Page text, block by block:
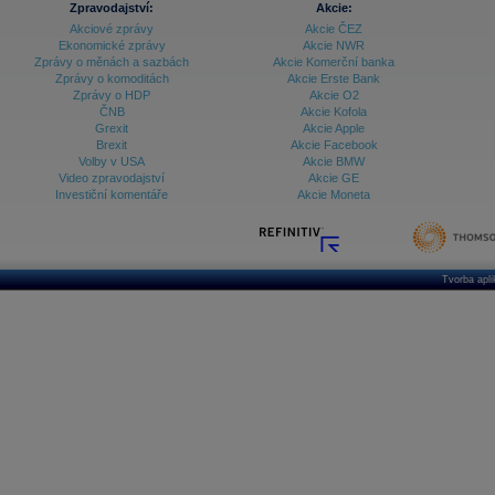
Databanka - Ekonomický růst
Databanka - Indexy
Databanka - Měnové kurzy
Databanka - Trh práce
Databanka - Úrokové sazby
Databanka - Veřejné rozpočty
Databanka akcie - Svět
Zpravodajství:
Akciové zprávy
Ekonomické zprávy
Zprávy o měnách a sazbách
Zprávy o komoditách
Zprávy o HDP
ČNB
Grexit
Brexit
Volby v USA
Video zpravodajství
Investiční komentáře
Akcie:
Akcie ČEZ
Akcie NWR
Akcie Komerční banka
Akcie Erste Bank
Akcie O2
Akcie Kofola
Akcie Apple
Akcie Facebook
Akcie BMW
Akcie GE
Akcie Moneta
Tvorba